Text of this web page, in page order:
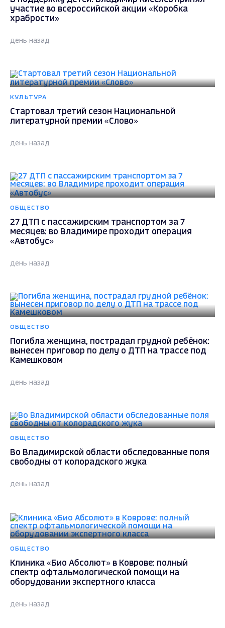
участие во всероссийской акции «Коробка
храбрости»
день назад
КУЛЬТУРА
Стартовал третий сезон Национальной
литературной премии «Слово»
день назад
ОБЩЕСТВО
27 ДТП с пассажирским транспортом за 7
месяцев: во Владимире проходит операция
«Автобус»
день назад
ОБЩЕСТВО
Погибла женщина, пострадал грудной ребёнок:
вынесен приговор по делу о ДТП на трассе под
Камешковом
день назад
ОБЩЕСТВО
Во Владимирской области обследованные поля
свободны от колорадского жука
день назад
ОБЩЕСТВО
Клиника «Био Абсолют» в Коврове: полный
спектр офтальмологической помощи на
оборудовании экспертного класса
день назад